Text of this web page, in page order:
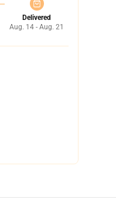
Delivered
Aug. 14 - Aug. 21